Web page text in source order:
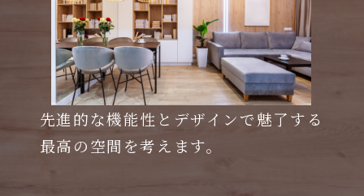
先進的な機能性とデザインで魅了する
最高の空間を考えます。